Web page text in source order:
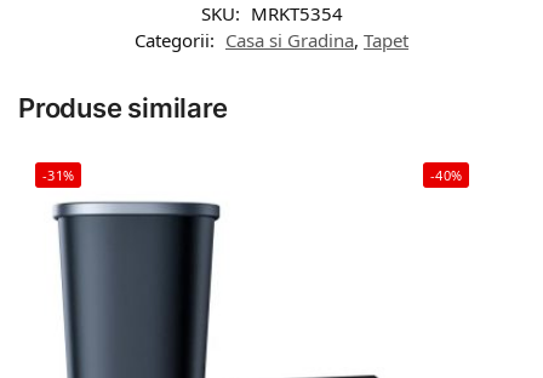
SKU: MRKT5354
Categorii: Casa si Gradina, Tapet
Produse similare
-31% -40%